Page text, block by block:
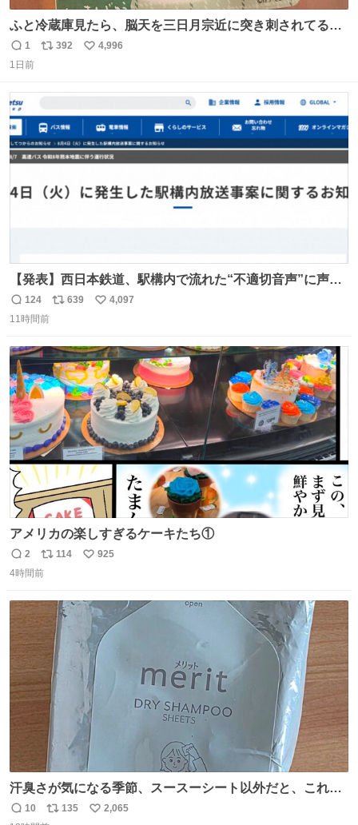
ふと冷蔵庫見たら、脳天を三日月宗近に突き刺されてるく
りまんじゅうパイセンが
返
信
1
リ
数
392
い
4,996
1日前
【発表】西日本鉄道、駅構内で流れた“不適切音声”に声明
「被害届も検討」 news.livedoor.com/article/detail… 4日
に西鉄福岡（天神）駅および薬院駅で発生した駅構内放送
送設備に外部から不正に音声が流された可能性も含めて確
認を実施」と説明した。
返
信
124
リ
ト
数
639
い
数
4,097
11時間前
アメリカの楽しすぎるケーキたち①
返
信
2
リ
ポ
ト
数
114
い
数
925
4時間前
汗臭さが気になる季節、スースーシート以外だと、これが
とにかくスッキリする。2年くらい前に #生活は踊る で紹
返
10
リ
135
い
2,065